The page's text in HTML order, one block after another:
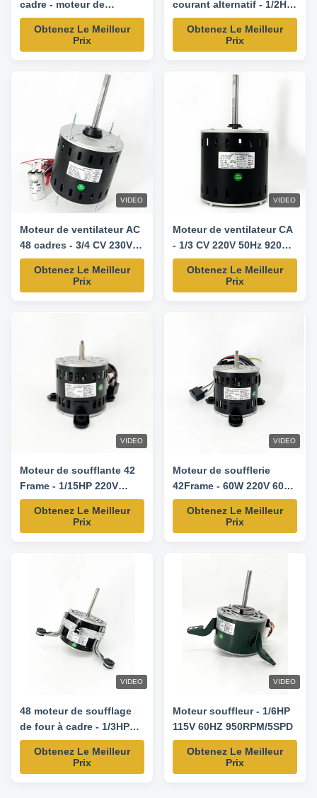
cadre - moteur de
remplacement 1/3HP 115V
50HZ 1075RPM/4SPD-
5KCP39HGS599S
Obtenez Le Meilleur
Prix
courant alternatif - 1/2HP
318-410V 50HZ 920RPM
Obtenez Le Meilleur
Prix
VIDEO
Moteur de ventilateur AC
48 cadres - 3/4 CV 230V
50Hz 1100 tr/min / 4
vitesses - AK39PGD103S
Moteur de remplacement
Obtenez Le Meilleur
Prix
VIDEO
Moteur de ventilateur CA
- 1/3 CV 220V 50Hz 920
tr/min
Obtenez Le Meilleur
Prix
VIDEO
Moteur de soufflante 42
Frame - 1/15HP 220V
60HZ 825RPM/3SPD
Obtenez Le Meilleur
Prix
VIDEO
Moteur de soufflerie
42Frame - 60W 220V 60HZ
825RPM/3VIT
Obtenez Le Meilleur
Prix
VIDEO
48 moteur de soufflage
de four à cadre - 1/3HP
240V 60HZ 960RPM/4SPD
- 5KCP39EGT057AS
moteur de remplacement
Obtenez Le Meilleur
Prix
VIDEO
Moteur souffleur - 1/6HP
115V 60HZ 950RPM/5SPD
Obtenez Le Meilleur
Prix